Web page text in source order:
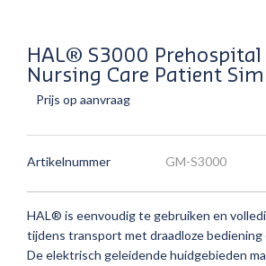
HAL® S3000 Prehospital
Nursing Care Patient
Prijs op aanvraag
Artikelnummer GM-S3000
HAL® is eenvoudig te gebruiken en
tijdens transport met draadloze
De elektrisch geleidende huidgebieden